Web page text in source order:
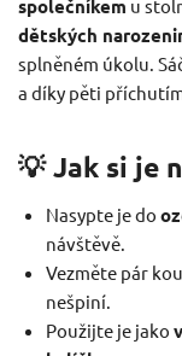
společníkem u
dětských
splněném úkolu.
a díky pěti
💡 Jak si je
Nasypte je do
návštěvě.
Vezměte pár
nešpiní.
Použijte je jako